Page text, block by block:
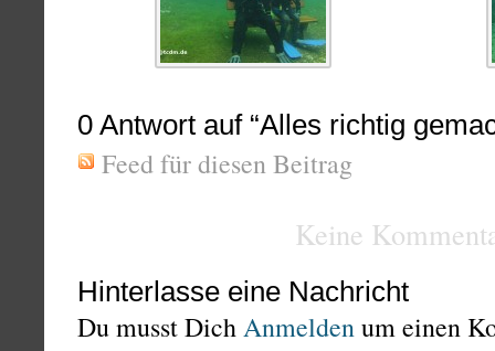
0 Antwort auf “Alles richtig
Feed für diesen Beitrag
Keine
Hinterlasse eine Nachricht
Du musst DichAnmeldenum einen